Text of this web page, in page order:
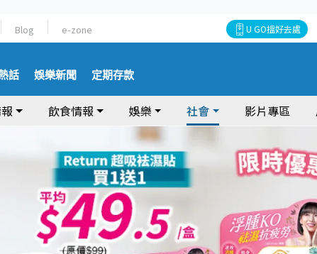
Blog e-zone U GO搵好去處
話 娛樂新聞 定期存款
飲食情報 娛樂 社會 影片專區